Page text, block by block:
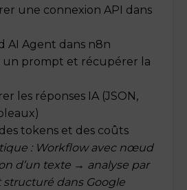
une connexion API dans
AI Agent dans n8n
un prompt et récupérer la
les réponses IA (JSON,
tokens et des coûts
: Workflow avec nœud
d’un texte → analyse par
dans Google